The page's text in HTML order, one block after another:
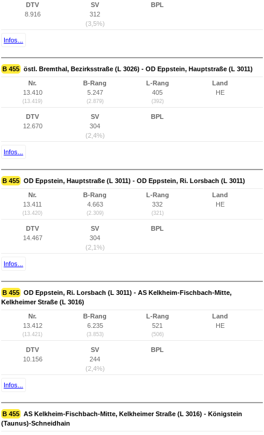
DTV
8.916
SV
312
(3,5%)
BPL
Infos...
B 455 östl. Bremthal, Bezirksstraße (L 3026) - OD Eppstein, Hauptstraße (L 3011)
Nr.
13.410
(13.419)
B-Rang
5.247
(2.879)
L-Rang
405
(392)
Land
HE
DTV
12.670
SV
304
(2,4%)
BPL
Infos...
B 455 OD Eppstein, Hauptstraße (L 3011) - OD Eppstein, Ri. Lorsbach (L 3011)
Nr.
13.411
(13.420)
B-Rang
4.663
(2.309)
L-Rang
332
(321)
Land
HE
DTV
14.467
SV
304
(2,1%)
BPL
Infos...
B 455 OD Eppstein, Ri. Lorsbach (L 3011) - AS Kelkheim-Fischbach-Mitte,
Kelkheimer Straße (L 3016)
Nr.
13.412
(13.421)
B-Rang
6.235
(3.853)
L-Rang
521
(506)
Land
HE
DTV
10.156
SV
244
(2,4%)
BPL
Infos...
B 455 AS Kelkheim-Fischbach-Mitte, Kelkheimer Straße (L 3016) - Königstein
(Taunus)-Schneidhain